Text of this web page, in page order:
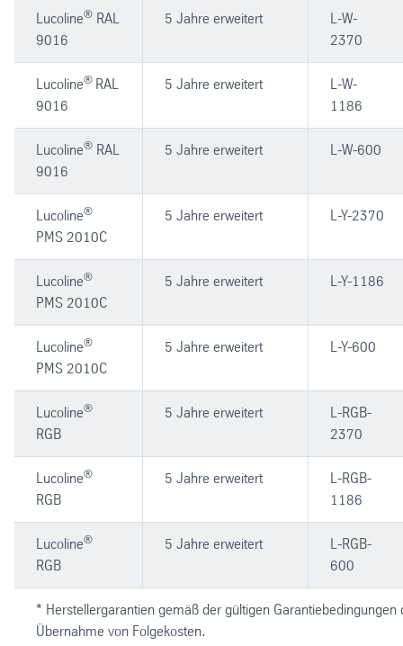
Lucoline® RAL
9016
5 Jahre erweitert
L-W-
2370
Lucoline® RAL
9016
5 Jahre erweitert
L-W-
1186
Lucoline® RAL
9016
5 Jahre erweitert L-W-600
Lucoline®
PMS 2010C
5 Jahre erweitert L-Y-2370
Lucoline®
PMS 2010C
5 Jahre erweitert L-Y-1186
Lucoline®
PMS 2010C
5 Jahre erweitert L-Y-600
Lucoline®
RGB
5 Jahre erweitert
L-RGB-
2370
Lucoline®
RGB
5 Jahre erweitert
L-RGB-
1186
Lucoline®
RGB
5 Jahre erweitert
L-RGB-
600
* Herstellergarantien gemäß der gültigen
Übernahme von Folgekosten.